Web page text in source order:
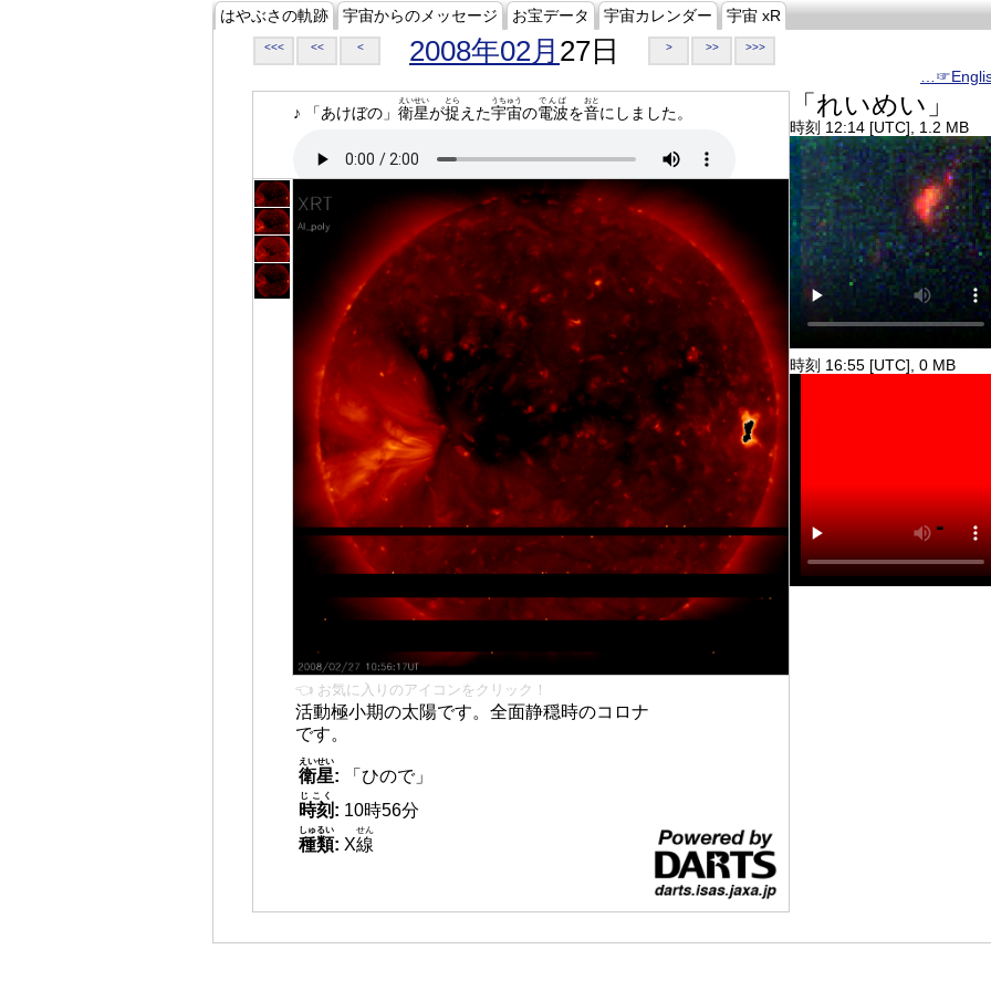
はやぶさの軌跡 宇宙からのメッセージ お宝データ 宇宙カレンダー 宇宙 xR
<<< << < 2008年02月 27日 > >> >>>
♪ 「あけぼの」 衛星
えいせい
が捉
とら
えた宇宙
うちゅう
の電波
でんぱ
を音
おと
にしました。
👈 お気に入りのアイコンをクリック！
活動極小期の太陽です。全面静穏時のコロナ
です。
衛星
えいせい
:
「ひので」
時刻
じこく
: 10時56分
種類
しゅるい
: X線
せん
「れいめい」
時刻 12:14 [UTC], 1.2 MB
時刻 16:55 [UTC], 0 MB